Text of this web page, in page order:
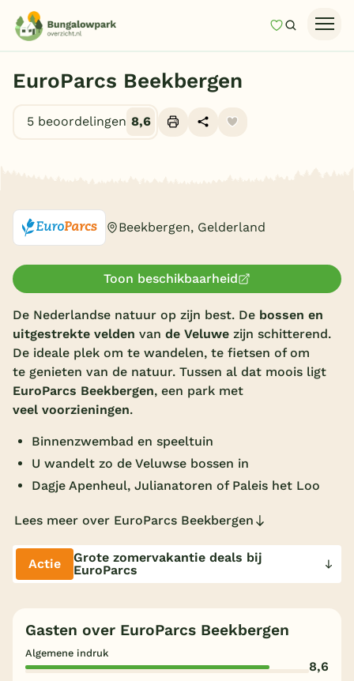
MijnZoeken
Last minutes
Top 12 aanbiedingen
Onze vakantiegidsen
Vakantieparken
Subtropisch zwembad
Overdekt zwembad
Indoor speeltuin
Alle populaire faciliteiten
Bestemmingen
Nederland
EuroParcs Beekbergen
5 beoordelingen 8,6
Beekbergen, Gelderland
Toon beschikbaarheid
De Nederlandse natuur op zijn best. De bossen en
uitgestrekte velden van de Veluwe zijn schitterend.
De ideale plek om te wandelen, te fietsen of om
te genieten van de natuur. Tussen al dat moois ligt
EuroParcs Beekbergen, een park met
veel voorzieningen.
Binnenzwembad en speeltuin
U wandelt zo de Veluwse bossen in
Dagje Apenheul, Julianatoren of Paleis het Loo
Lees meer over EuroParcs Beekbergen
Actie
Grote zomervakantie deals bij
EuroParcs
Gasten over EuroParcs Beekbergen
Algemene indruk
8,6